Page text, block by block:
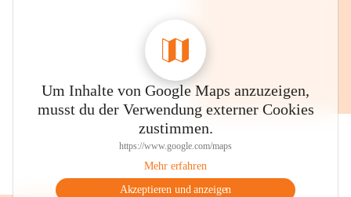
Um Inhalte von Google Maps anzuzeigen,
musst du der Verwendung externer Cookies
zustimmen.
https://www.google.com/maps
Mehr erfahren
Akzeptieren und anzeigen